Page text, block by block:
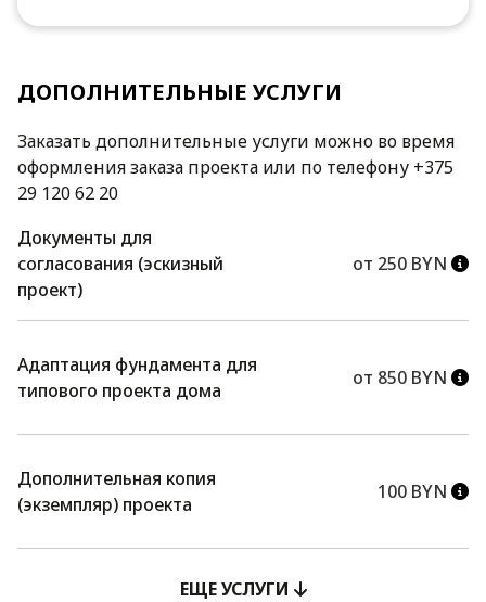
ДОПОЛНИТЕЛЬНЫЕ УСЛУГИ
Заказать дополнительные услуги можно во время
оформления заказа проекта или по телефону +375
29 120 62 20
Документы для
согласования (эскизный
проект)
от 250 BYN
Адаптация фундамента для
типового проекта дома
от 850 BYN
Дополнительная копия
(экземпляр) проекта
100 BYN
ЕЩЕ УСЛУГИ